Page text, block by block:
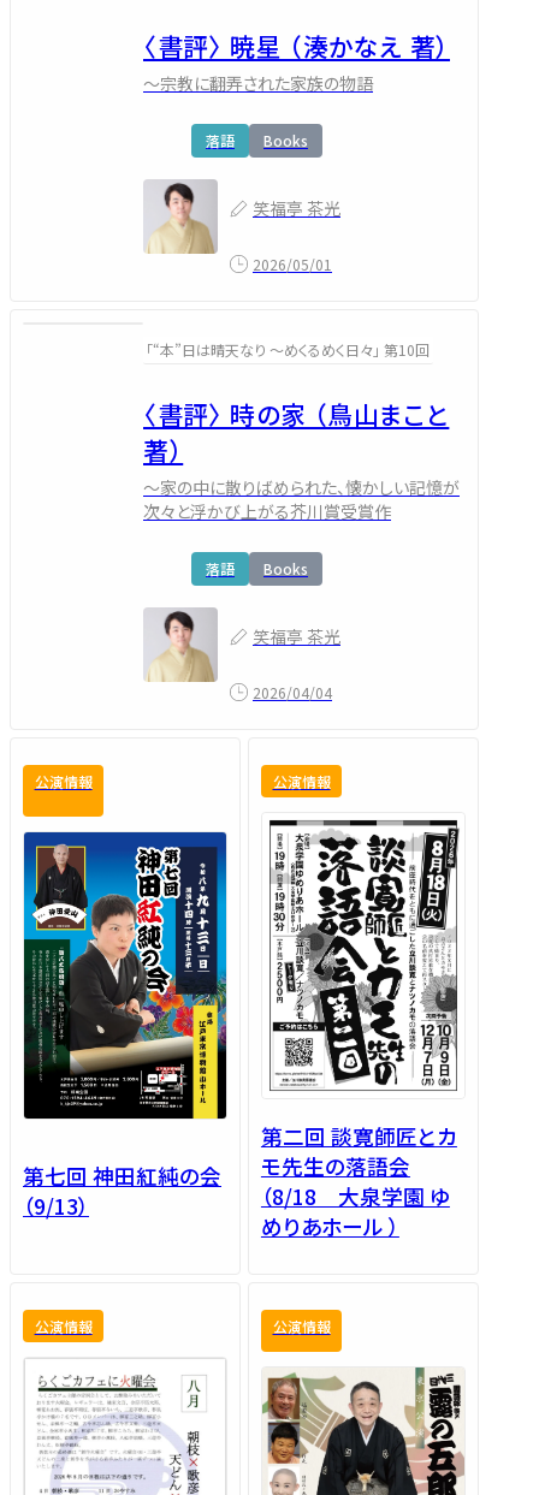
〈書評〉 暁星 （湊かなえ 著）
～宗教に翻弄された家族の物語
落語 Books
笑福亭 茶光
2026/05/01
「“本”日は晴天なり ～めくるめく日々」 第10回
〈書評〉 時の家 （鳥山まこと
著）
～家の中に散りばめられた、懐かしい記憶が
次々と浮かび上がる芥川賞受賞作
落語 Books
笑福亭 茶光
2026/04/04
公演情報
第七回 神田紅純の会
（9/13）
公演情報
第二回 談寛師匠とカ
モ先生の落語会
（8/18 大泉学園 ゆ
めりあホール ）
公演情報 公演情報